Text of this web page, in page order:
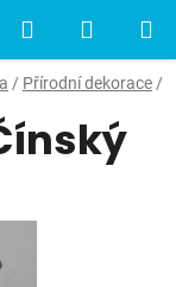
Hledat
KOŠÍK
/ Přírodní dekorace /